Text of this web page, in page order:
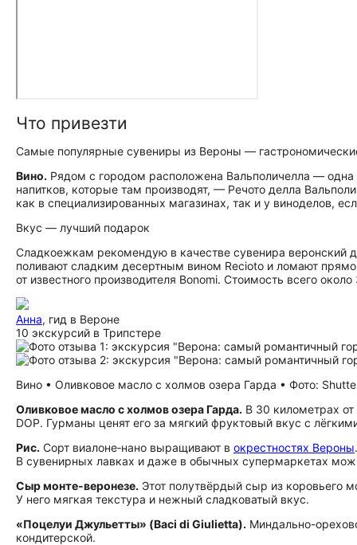
Что привезти
Самые популярные сувениры из Вероны —
Вино. Рядом с городом расположена Вальполичелла —
напитков, которые там производят, — Речото делла
как в специализированных магазинах, так и у виноделов,
Вкус — лучший подарок
Сладкоежкам рекомендую в качестве сувенира веронский
поливают сладким десертным вином Recioto и ломают
от известного производителя Bonomi. Стоимость всего
Анна, гид в Вероне
10 экскурсий в Трипстере
Вино • Оливковое масло с холмов озера Гарда • Фото:
Оливковое масло с холмов озера Гарда. В 30 километрах от
DOP. Гурманы ценят его за мягкий фруктовый вкус с
Рис. Сорт виалоне‑нано выращивают в окрестностях Вероны
В сувенирных лавках и даже в обычных супермаркетах
Сыр монте‑веронезе. Этот полутвёрдый сыр из коровьего
У него мягкая текстура и нежный сладковатый вкус.
«Поцелуи Джульетты» (Baci di Giulietta). Миндально-
кондитерской.